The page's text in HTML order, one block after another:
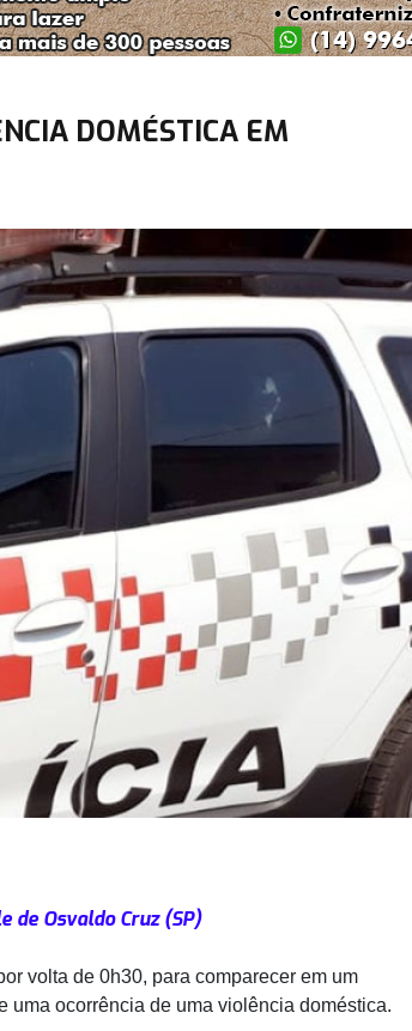
DOMÉSTICA EM
Osvaldo Cruz (SP)
volta de 0h30, para comparecer em um
uma ocorrência de uma violência doméstica.